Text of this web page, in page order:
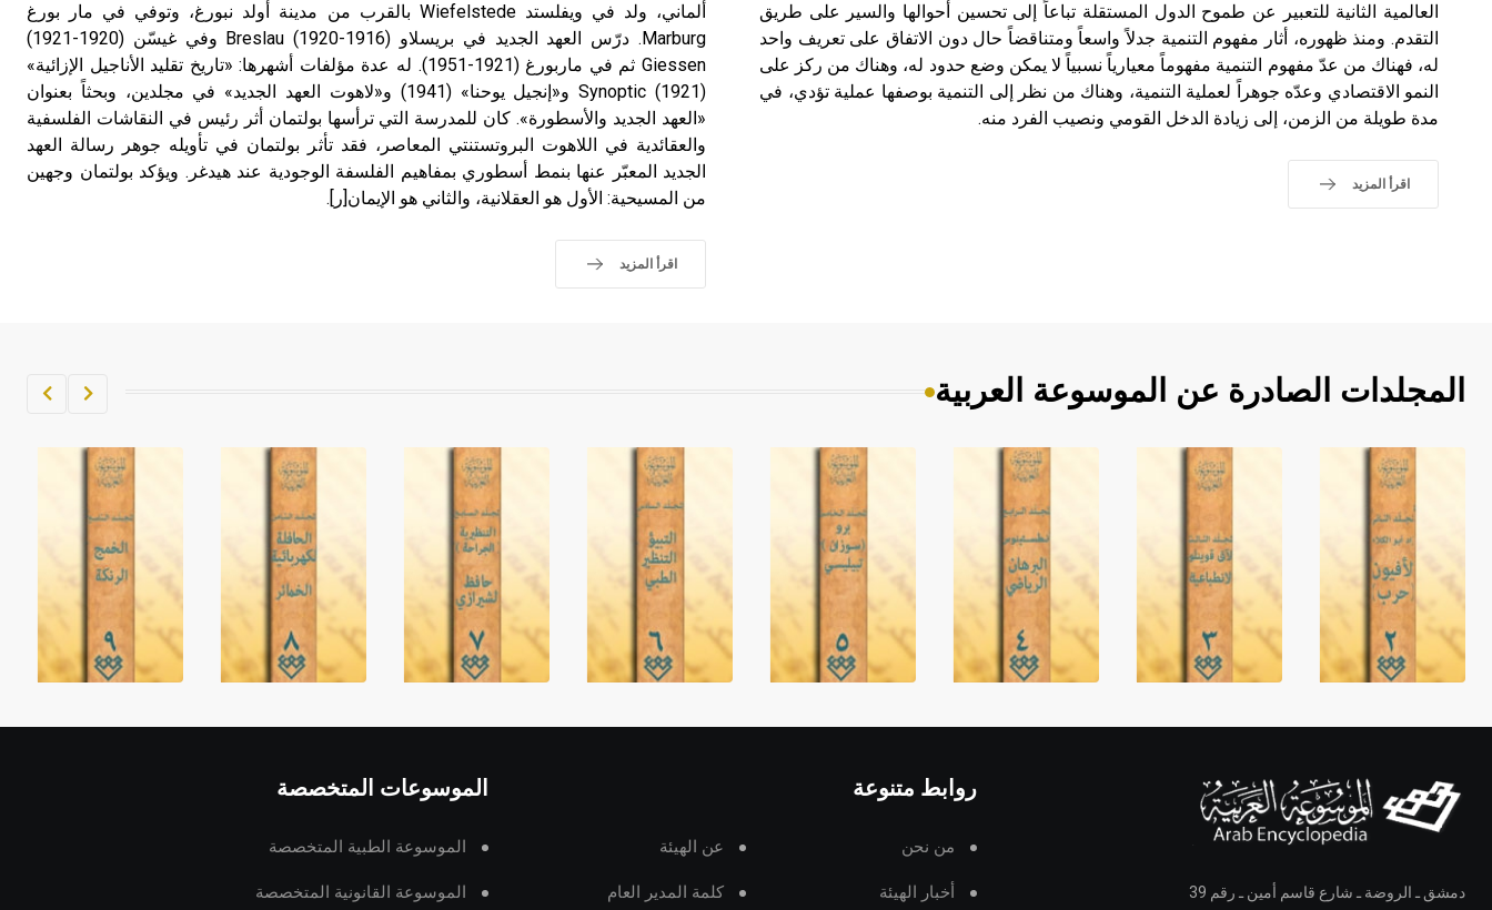
العالمية الثانية للتعبير عن طموح الدول المستقلة تباعاً إلى تحسين أحوالها والسير على طريق
التقدم. ومنذ ظهوره، أثار مفهوم التنمية جدلاً واسعاً ومتناقضاً حال دون الاتفاق على تعريف واحد
له، فهناك من عدّ مفهوم التنمية مفهوماً معيارياً نسبياً لا يمكن وضع حدود له، وهناك من ركز على
النمو الاقتصادي وعدّه جوهراً لعملية التنمية، وهناك من نظر إلى التنمية بوصفها عملية تؤدي، في
مدة طويلة من الزمن، إلى زيادة الدخل القومي ونصيب الفرد منه.
اقرأ المزيد
ألماني، ولد في ويفلستد Wiefelstede بالقرب من مدينة أُولد نبورغ، وتوفي في مار بورغ
Marburg. درّس العهد الجديد في بريسلاو (1916-1920) Breslau وفي غيسّن (1920-1921)
Giessen ثم في ماربورغ (1921-1951). له عدة مؤلفات أشهرها: «تاريخ تقليد الأناجيل الإزائية»
(1921) Synoptic و«إنجيل يوحنا» (1941) و«لاهوت العهد الجديد» في مجلدين، وبحثاً بعنوان
«العهد الجديد والأسطورة». كان للمدرسة التي ترأسها بولتمان أثر رئيس في النقاشات الفلسفية
والعقائدية في اللاهوت البروتستنتي المعاصر، فقد تأثر بولتمان في تأويله جوهر رسالة العهد
الجديد المعبّر عنها بنمط أسطوري بمفاهيم الفلسفة الوجودية عند هيدغر. ويؤكد بولتمان وجهين
من المسيحية: الأول هو العقلانية، والثاني هو الإيمان[ر].
اقرأ المزيد
المجلدات الصادرة عن الموسوعة العربية
دمشق ـ الروضة ـ شارع قاسم أمين ـ رقم 39
روابط متنوعة
من نحن عن الهيئة
أخبار الهيئة كلمة المدير العام
الموسوعات المتخصصة
الموسوعة الطبية المتخصصة
الموسوعة القانونية المتخصصة